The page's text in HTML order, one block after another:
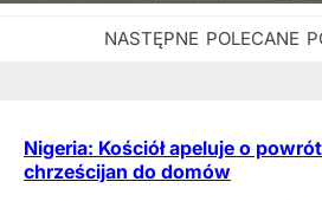
Nigeria: Kościół apeluje o
chrześcijan do domów